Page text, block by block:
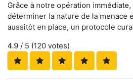
Grâce à notre opération
déterminer la nature de la menace
aussitôt en place, un protocole
4.9 / 5 (120 votes)